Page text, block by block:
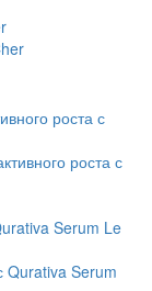
роста с
Serum Le